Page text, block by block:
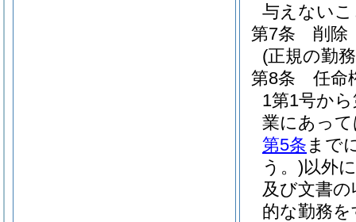
与えない
第7条
削除
(正規の勤
第8条
任命
1第1号か
業にあっ
第5条 まで
う。)以外
及び文書
的な勤務